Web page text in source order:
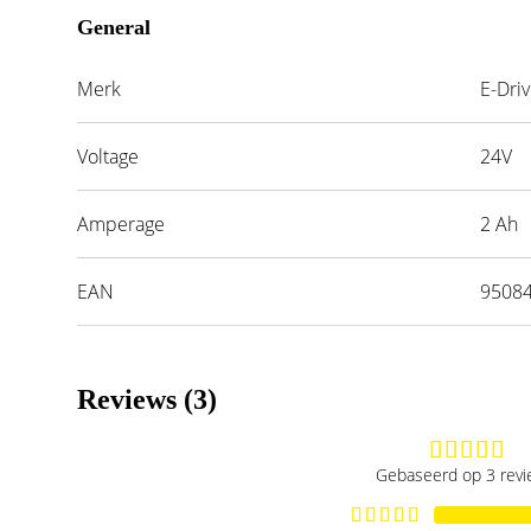
General
Merk E-
Voltage 24V
Amperage 2 Ah
EAN
Reviews (3)
Gebaseerd op 3